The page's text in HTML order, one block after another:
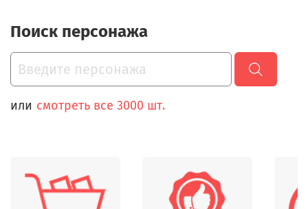
Поиск персонажа
или смотреть все 3000 шт.